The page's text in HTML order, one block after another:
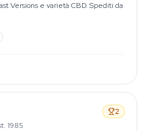
Versions e varietà CBD. Spediti da
1985
2